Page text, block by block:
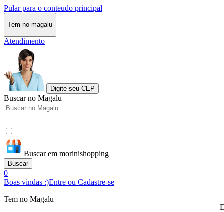
Pular para o conteudo principal
Tem no magalu
Atendimento
Digite seu CEP
Buscar no Magalu
Buscar em morinishopping
Buscar
0
Boas vindas :)Entre ou Cadastre-se
Tem no Magalu